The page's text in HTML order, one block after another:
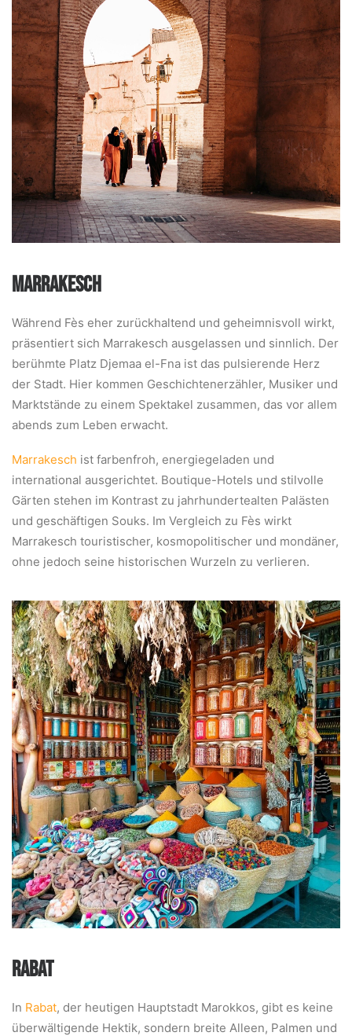
MARRAKESCH
Während Fès eher zurückhaltend und geheimnisvoll wirkt,
präsentiert sich Marrakesch ausgelassen und sinnlich. Der
berühmte Platz Djemaa el-Fna ist das pulsierende Herz
der Stadt. Hier kommen Geschichtenerzähler, Musiker und
Marktstände zu einem Spektakel zusammen, das vor allem
abends zum Leben erwacht.
Marrakesch ist farbenfroh, energiegeladen und
international ausgerichtet. Boutique-Hotels und stilvolle
Gärten stehen im Kontrast zu jahrhundertealten Palästen
und geschäftigen Souks. Im Vergleich zu Fès wirkt
Marrakesch touristischer, kosmopolitischer und mondäner,
ohne jedoch seine historischen Wurzeln zu verlieren.
RABAT
In Rabat, der heutigen Hauptstadt Marokkos, gibt es keine
überwältigende Hektik, sondern breite Alleen, Palmen und